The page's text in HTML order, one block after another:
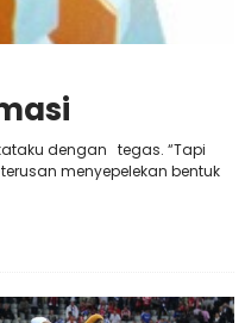
dengan tegas. “Tapi
menyepelekan bentuk